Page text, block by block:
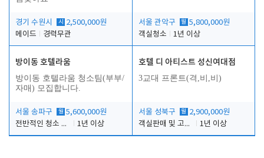
경기 수원시 시
2,500,000원
메이드
경력무관
서울 관악구 월 5,800,000원
객실청소
1년 이상
방이동 호텔라움
방이동 호텔라움 청소팀(부부/
자매) 모집합니다.
서울 송파구 월 5,600,000원
전반적인 청소 업무(객실청소.객실정리)
1년 이상
호텔 디 아티스트 성신여대점
3교대 프론트(격,비,비)
서울 성북구 월 2,900,000원
객실판매 및 고객응대
1년 이상